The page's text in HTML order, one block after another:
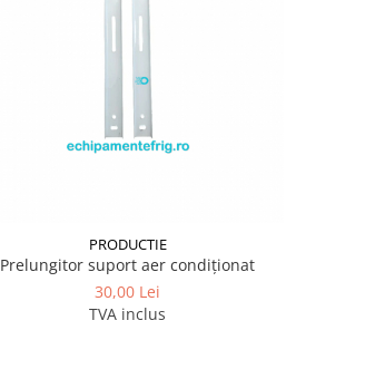
PRODUCTIE
Prelungitor suport aer condiționat
30,00 Lei
TVA inclus